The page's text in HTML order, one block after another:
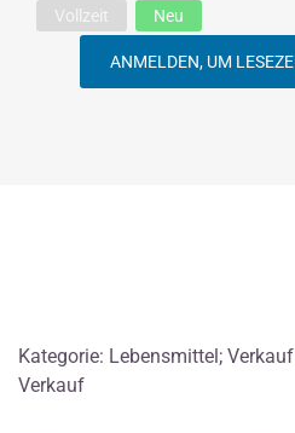
Vollzeit Neu
ANMELDEN, UM
Kategorie: Lebensmittel;
Verkauf